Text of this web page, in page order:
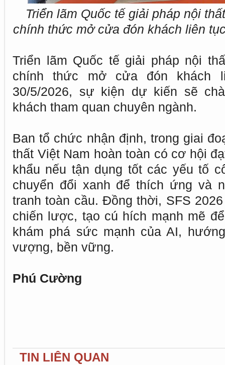
Triển lãm Quốc tế giải pháp nội
chính thức mở cửa đón khách liên
Triển lãm Quốc tế giải pháp nội
chính thức mở cửa đón khách
30/5/2026, sự kiện dự kiến sẽ
khách tham quan chuyên ngành.
Ban tổ chức nhận định, trong giai
thất Việt Nam hoàn toàn có cơ hội
khẩu nếu tận dụng tốt các yếu tố
chuyển đổi xanh để thích ứng và
tranh toàn cầu. Đồng thời, SFS
chiến lược, tạo cú hích mạnh mẽ
khám phá sức mạnh của AI,
vượng, bền vững.
Phú Cường
TIN LIÊN QUAN